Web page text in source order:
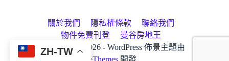
關於我們 隱私權條款
聯絡我們
物件免費刊登
曼谷房地王
房地王版權所有 © 2026 - WordPress 佈景主題由
CreativeThemes開發
ZH-TW